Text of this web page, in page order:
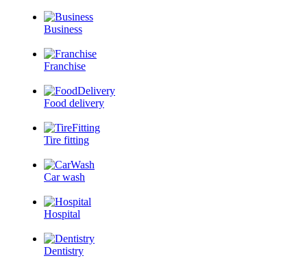
Business
Franchise
Food delivery
Tire fitting
Car wash
Hospital
Dentistry